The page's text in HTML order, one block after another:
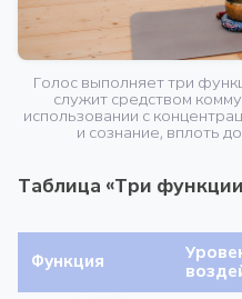
Голос выполняет три
служит средством
использовании с
и сознание, вплоть
Таблица «Три
Функция